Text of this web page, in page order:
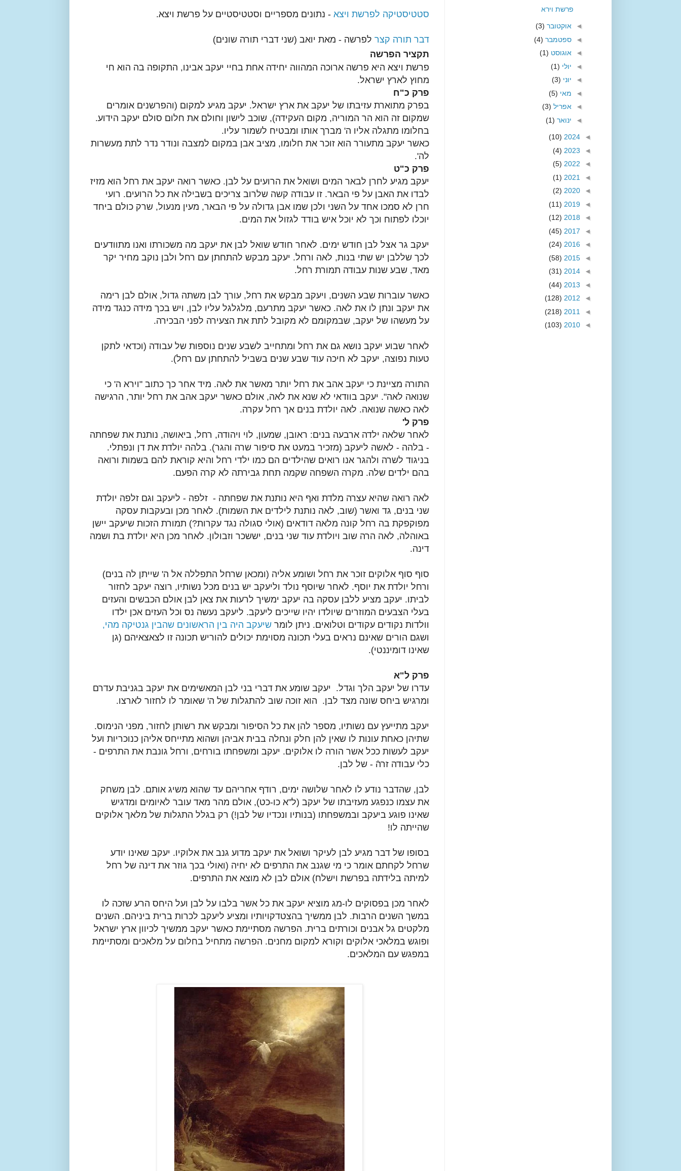
סטטיסטיקה לפרשת ויצא - נתונים מספריים וסטטיסטיים על פרשת ויצא.
דבר תורה קצר לפרשה - מאת יואב (שני דברי תורה שונים)
תקציר הפרשה
פרשת ויצא היא פרשה ארוכה המהווה יחידה אחת בחיי יעקב אבינו, התקופה בה הוא חי
מחוץ לארץ ישראל.
פרק כ"ח
בפרק מתוארת עזיבתו של יעקב את ארץ ישראל. יעקב מגיע למקום (והפרשנים אומרים
שמקום זה הוא הר המוריה, מקום העקידה), שוכב לישון וחולם את חלום סולם יעקב הידוע.
בחלומו מתגלה אליו ה' מברך אותו ומבטיח לשמור עליו.
כאשר יעקב מתעורר הוא זוכר את חלומו, מציב אבן במקום למצבה ונודר נדר לתת מעשרות
לה'.
פרק כ"ט
יעקב מגיע לחרן לבאר המים ושואל את הרועים על לבן. כאשר רואה יעקב את רחל הוא מזיז
לבדו את האבן על פי הבאר. זו עבודה קשה שלרוב צריכים בשבילה את כל הרועים. רועי
חרן לא סמכו אחד על השני ולכן שמו אבן גדולה על פי הבאר, מעין מנעול, שרק כולם ביחד
יוכלו לפתוח וכך לא יוכל איש בודד לגזול את המים.
יעקב גר אצל לבן חודש ימים. לאחר חודש שואל לבן את יעקב מה משכורתו ואנו מתוודעים
לכך שללבן יש שתי בנות, לאה ורחל. יעקב מבקש להתחתן עם רחל ולבן נוקב מחיר יקר
מאד, שבע שנות עבודה תמורת רחל.
כאשר עוברות שבע השנים, ויעקב מבקש את רחל, עורך לבן משתה גדול, אולם לבן רימה
את יעקב ונתן לו את לאה. כאשר יעקב מתרעם, מלגלגל עליו לבן, ויש בכך מידה כנגד מידה
על מעשהו של יעקב, שבמקומם לא מקובל לתת את הצעירה לפני הבכירה.
לאחר שבוע יעקב נושא גם את רחל ומתחייב לשבע שנים נוספות של עבודה (וכדאי לתקן
טעות נפוצה, יעקב לא חיכה עוד שבע שנים בשביל להתחתן עם רחל).
התורה מציינת כי יעקב אהב את רחל יותר מאשר את לאה. מיד אחר כך כתוב "וירא ה' כי
שנואה לאה". יעקב בוודאי לא שנא את לאה, אולם כאשר יעקב אהב את רחל יותר, הרגישה
לאה כאשה שנואה. לאה יולדת בנים אך רחל עקרה.
פרק ל'
לאחר שלאה ילדה ארבעה בנים: ראובן, שמעון, לוי ויהודה, רחל, ביאושה, נותנת את שפחתה
- בלהה - לאשה ליעקב (מזכיר במעט את סיפור שרה והגר). בלהה יולדת את דן ונפתלי.
בניגוד לשרה ולהגר אנו רואים שהילדים הם כמו ילדי רחל והיא קוראת להם בשמות ורואה
בהם ילדים שלה. מקרה השפחה שקמה תחת גבירתה לא קרה הפעם.
לאה רואה שהיא עצרה מלדת ואף היא נותנת את שפחתה - זלפה - ליעקב וגם זלפה יולדת
שני בנים, גד ואשר (שוב, לאה נותנת לילדים את השמות). לאחר מכן ובעקבות עסקה
מפוקפקת בה רחל קונה מלאה דודאים (אולי סגולה נגד עקרות?) תמורת הזכות שיעקב יישן
באוהלה, לאה הרה שוב ויולדת עוד שני בנים, יששכר וזבולון. לאחר מכן היא יולדת בת ושמה
דינה.
סוף סוף אלוקים זוכר את רחל ושומע אליה (ומכאן שרחל התפללה אל ה' שייתן לה בנים)
ורחל יולדת את יוסף. לאחר שיוסף נולד וליעקב יש בנים מכל נשותיו, רוצה יעקב לחזור
לביתו. יעקב מציע ללבן עסקה בה יעקב ימשיך לרעות את צאן לבן אולם הכבשים והעזים
בעלי הצבעים המוזרים שיולדו יהיו שייכים ליעקב. ליעקב נעשה נס וכל העזים אכן ילדו
וולדות נקודים עקודים וטלואים. ניתן לומר שיעקב היה בין הראשונים שהבין גנטיקה מהי,
ושגם הורים שאינם נראים בעלי תכונה מסוימת יכולים להוריש תכונה זו לצאצאיהם (גן
שאינו דומיננטי).
פרק ל"א
עדרו של יעקב הלך וגדל. יעקב שומע את דברי בני לבן המאשימים את יעקב בגניבת עדרם
ומרגיש ביחס שונה מצד לבן. הוא זוכה שוב להתגלות של ה' שאומר לו לחזור לארצו.
יעקב מתייעץ עם נשותיו, מספר להן את כל הסיפור ומבקש את רשותן לחזור, מפני הנימוס.
שתיהן כאחת עונות לו שאין להן חלק ונחלה בבית אביהן ושהוא מתייחס אליהן כנוכריות ועל
יעקב לעשות ככל אשר הורה לו אלוקים. יעקב ומשפחתו בורחים, ורחל גונבת את התרפים -
כלי עבודה זרהֿ - של לבן.
לבן, שהדבר נודע לו לאחר שלושה ימים, רודף אחריהם עד שהוא משיג אותם. לבן משחק
את עצמו כנפגע מעזיבתו של יעקב (ל"א כו-כט), אולם מהר מאד עובר לאיומים ומדגיש
שאינו פוגע ביעקב ובמשפחתו (בנותיו ונכדיו של לבן!) רק בגלל התגלות של מלאך אלוקים
שהייתה לו!
בסופו של דבר מגיע לבן לעיקר ושואל את יעקב מדוע גנב את אלוקיו. יעקב שאינו יודע
שרחל לקחתם אומר כי מי שגנב את התרפים לא יחיה (ואולי בכך גוזר את דינה של רחל
למיתה בלידתה בפרשת וישלח) אולם לבן לא מוצא את התרפים.
לאחר מכן בפסוקים לו-מג מוציא יעקב את כל אשר בלבו על לבן ועל היחס הרע שזכה לו
במשך השנים הרבות. לבן ממשיך בהצטדקויותיו ומציע ליעקב לכרות ברית ביניהם. השנים
מלקטים גל אבנים וכורתים ברית. הפרשה מסתיימת כאשר יעקב ממשיך לכיוון ארץ ישראל
ופוגש במלאכי אלוקים וקורא למקום מחנים. הפרשה מתחיל בחלום על מלאכים ומסתיימת
במפגש עם המלאכים.
פרשת וירא
◄ אוקטובר (3)
◄ ספטמבר (4)
◄ אוגוסט (1)
◄ יולי (1)
◄ יוני (3)
◄ מאי (5)
◄ אפריל (3)
◄ ינואר (1)
◄
2024
(10)
◄
2023
(4)
◄
2022
(5)
◄
2021
(1)
◄
2020
(2)
◄
2019
(11)
◄
2018
(12)
◄
2017
(45)
◄
2016
(24)
◄
2015
(58)
◄
2014
(31)
◄
2013
(44)
◄
2012
(128)
◄
2011
(218)
◄
2010
(103)